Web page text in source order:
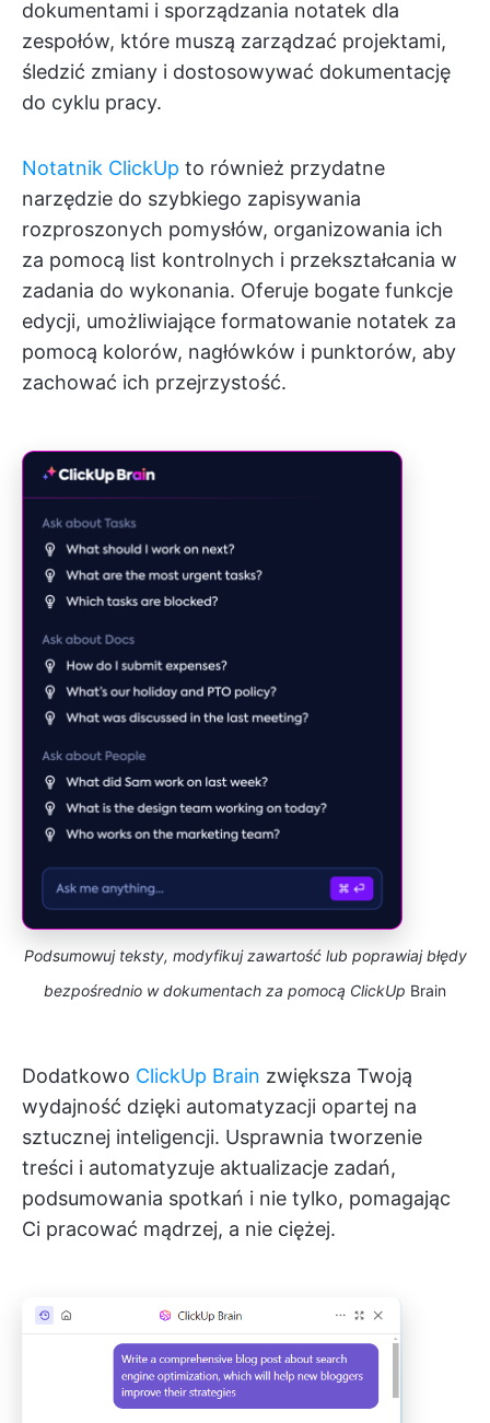
dokumentami i sporządzania notatek dla
zespołów, które muszą zarządzać projektami,
śledzić zmiany i dostosowywać dokumentację
do cyklu pracy.
Notatnik ClickUp to również przydatne
narzędzie do szybkiego zapisywania
rozproszonych pomysłów, organizowania ich
za pomocą list kontrolnych i przekształcania w
zadania do wykonania. Oferuje bogate funkcje
edycji, umożliwiające formatowanie notatek za
pomocą kolorów, nagłówków i punktorów, aby
zachować ich przejrzystość.
Podsumowuj teksty, modyfikuj zawartość lub poprawiaj błędy
bezpośrednio w dokumentach za pomocą ClickUp Brain
Dodatkowo ClickUp Brain zwiększa Twoją
wydajność dzięki automatyzacji opartej na
sztucznej inteligencji. Usprawnia tworzenie
treści i automatyzuje aktualizacje zadań,
podsumowania spotkań i nie tylko, pomagając
Ci pracować mądrzej, a nie ciężej.